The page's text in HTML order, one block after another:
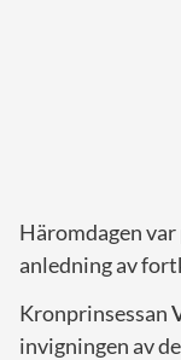
Häromdagen
anledning av
Kronprinsessan
invigningen av